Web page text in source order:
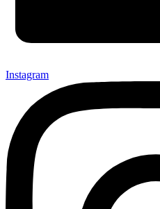
Instagram